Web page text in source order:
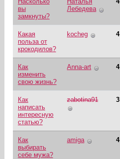
вы
замкнуты?
Лебедева
Какая
польза от
крокодилов?
kocheg 4
Как
изменить
свою жизнь?
Anna-art 4
Как
написать
интересную
статью?
zabotina91 3
Как
выбирать
себе мужа?
amiga 4